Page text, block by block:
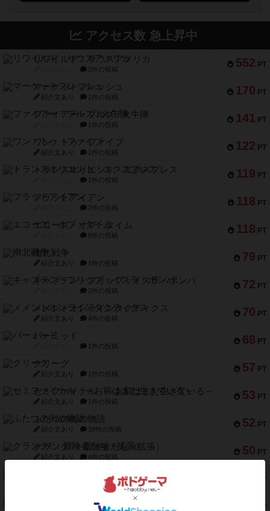
アクセス数 急上昇中
552 PT
リワイルド：サウスアメリカ
2件の投稿
170 PT
マーケットフレッシュ
紹介文あり 1件の投稿
141 PT
ファイアー・ブルズ / 火牛陣
1件の投稿
122 PT
ワン・トゥ・ファイブ
紹介文あり 1件の投稿
119 PT
トランスオリエント・エクスプレス
1件の投稿
118 PT
フラットアイアン
2件の投稿
118 PT
エコーズ・オブ・タイム
8件の投稿
79 PT
南北戦争
紹介文あり 1件の投稿
72 PT
キャプテン・フリップ：イスラ・ボンバ
2件の投稿
70 PT
メメントオンラインタクティクス
紹介文あり 4件の投稿
68 PT
パーミッド
1件の投稿
57 PT
クリーグ
紹介文あり 1件の投稿
53 PT
セミファイナル ～お前はまだ生きている～
紹介文あり 1件の投稿
52 PT
ふたつの街の物語
紹介文あり 18件の投稿
50 PT
クランク! ：冒険者たち（拡張）
紹介文あり 4件の投稿
PT
1件の投稿
PT
スターマイン・ラミー ポケット